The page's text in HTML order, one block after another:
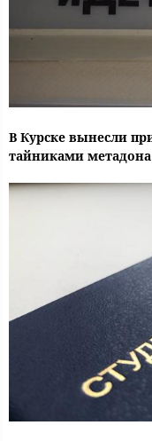
В Курске вынесли
тайниками метадона